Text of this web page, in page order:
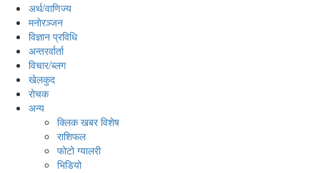
अर्थ/वाणिज्य
मनाेरञ्जन
विज्ञान प्रविधि
अन्तरर्वार्ता
विचार/ब्लग
खेलकुद
रोचक
अन्य
क्लिक खबर विशेष
राशिफल
फोटो ग्यालरी
भिडियो